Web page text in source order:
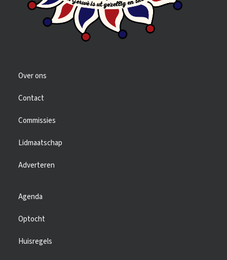
Over ons
Contact
Commissies
Lidmaatschap
Adverteren
Agenda
Optocht
Huisregels